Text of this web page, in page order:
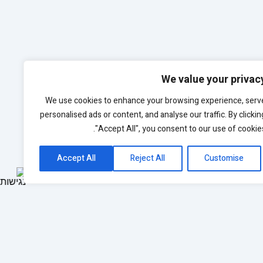
We value your
We use cookies to enhance your browsing experience,
personalised ads or content, and analyse our traffic. By
"Accept All", you consent to our use of
Customise
Reject All
Accept All